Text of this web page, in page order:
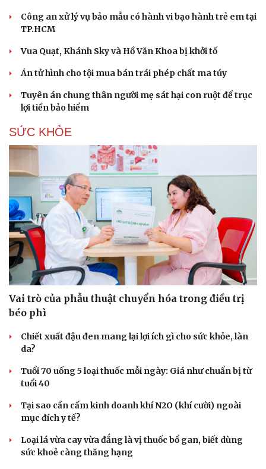
Công an xử lý vụ bảo mẫu có hành vi bạo hành trẻ em tại
TP.HCM
Vua Quạt, Khánh Sky và Hồ Văn Khoa bị khởi tố
Án tử hình cho tội mua bán trái phép chất ma túy
Tuyên án chung thân người mẹ sát hại con ruột để trục
lợi tiền bảo hiểm
SỨC KHỎE
Vai trò của phẫu thuật chuyển hóa trong điều trị
béo phì
Chiết xuất đậu đen mang lại lợi ích gì cho sức khỏe, làn
da?
Tuổi 70 uống 5 loại thuốc mỗi ngày: Giá như chuẩn bị từ
tuổi 40
Tại sao cần cấm kinh doanh khí N2O (khí cười) ngoài
mục đích y tế?
Loại lá vừa cay vừa đắng là vị thuốc bổ gan, biết dùng
sức khoẻ càng thăng hạng